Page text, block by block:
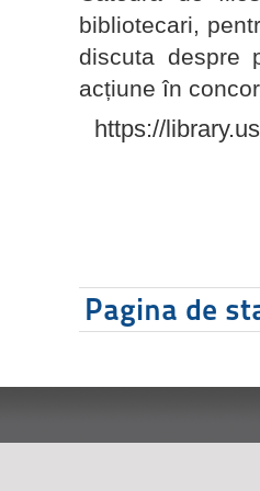
bibliotecari,
discuta despre
acțiune în
https://
Pagina de